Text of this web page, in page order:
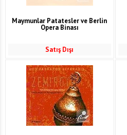
Maymunlar Patatesler ve Berlin
Opera Binası
Satış Dışı